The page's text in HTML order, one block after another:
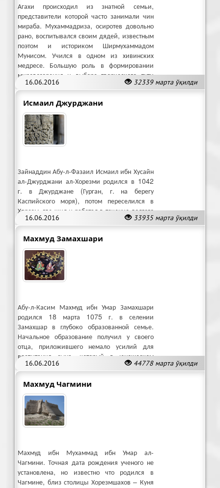
16.06.2016 32339 марта ўқилди
Агахи происходил из знатной семьи,
представители которой часто занимали чин
мираба. Мухаммадриза, осиротев довольно
рано, воспитывался своим дядей, известным
поэтом и историком Ширмухаммадом
Мунисом. Учился в одном из хивинских
медресе. Большую роль в формировании
мировоззрения и выборе творческого пути
Агахи сыграли Мунис и его окружение.
Исмаил Джурджани
16.06.2016 33935 марта ўқилди
Зайнаддин Абу-л-Фазаил Исмаил ибн Хусайн
ал-Джурджани ал-Хорезми родился в 1042
г. в Джурджане (Гурган, г. на берегу
Каспийского моря), потом переселился в
Хорезм, где жил и работал в течение долгого
времени.
Махмуд Замахшари
16.06.2016 44778 марта ўқилди
Абу-л-Касим Махмуд ибн Умар Замахшари
родился 18 марта 1075 г. в селении
Замахшар в глубоко образованной семье.
Начальное образование получил у своего
отца, приложившего немало усилий для
воспитания сына, который в юношеском
возрасте стал калекой.
Махмуд Чагмини
Махмуд ибн Мухаммад ибн Умар ал-
Чагмини. Точная дата рождения ученого не
установлена, но известно что родился в
Чагмине, близ столицы Хорезмшахов – Куня